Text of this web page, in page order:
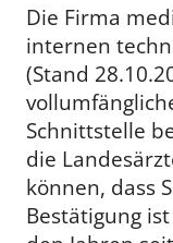
Die Firma
internen
(Stand
Schnittstelle
die
können, dass
Bestätigung